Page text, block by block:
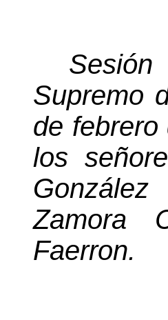
Supremo
de
los
Zamora
Faerron.